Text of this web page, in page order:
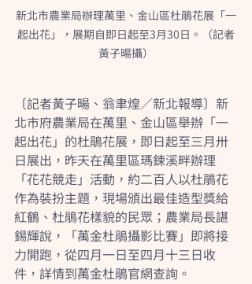
新北市農業局辦理萬里、金山區杜鵑花展「一
起出花」，展期自即日起至3月30日。（記者
黃子暘攝）
〔記者黃子暘、翁聿煌／新北報導〕新
北市府農業局在萬里、金山區舉辦「一
起出花」的杜鵑花展，即日起至三月卅
日展出，昨天在萬里區瑪鋉溪畔辦理
「花花競走」活動，約二百人以杜鵑花
作為裝扮主題，現場頒出最佳造型獎給
紅鶴、杜鵑花樣貌的民眾；農業局長諶
錫輝說，「萬金杜鵑攝影比賽」即將接
力開跑，從四月一日至四月十三日收
件，詳情到萬金杜鵑官網查詢。